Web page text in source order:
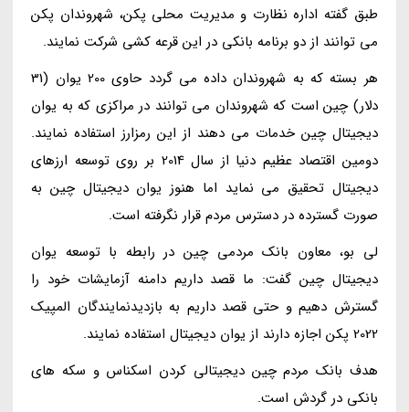
طبق گفته اداره نظارت و مدیریت محلی پکن، شهروندان پکن
می توانند از دو برنامه بانکی در این قرعه کشی شرکت نمایند.
هر بسته که به شهروندان داده می گردد حاوی 200 یوان (31
دلار) چین است که شهروندان می توانند در مراکزی که به یوان
دیجیتال چین خدمات می دهند از این رمزارز استفاده نمایند.
دومین اقتصاد عظیم دنیا از سال 2014 بر روی توسعه ارزهای
دیجیتال تحقیق می نماید اما هنوز یوان دیجیتال چین به
صورت گسترده در دسترس مردم قرار نگرفته است.
لی بو، معاون بانک مردمی چین در رابطه با توسعه یوان
دیجیتال چین گفت: ما قصد داریم دامنه آزمایشات خود را
گسترش دهیم و حتی قصد داریم به بازدیدنمایندگان المپیک
2022 پکن اجازه دارند از یوان دیجیتال استفاده نمایند.
هدف بانک مردم چین دیجیتالی کردن اسکناس و سکه های
بانکی در گردش است.